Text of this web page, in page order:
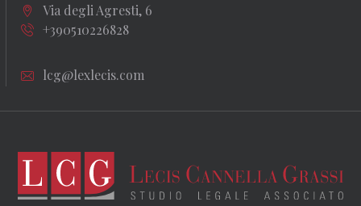
Via degli Agresti, 6
+390510226828
lcg@lexlecis.com